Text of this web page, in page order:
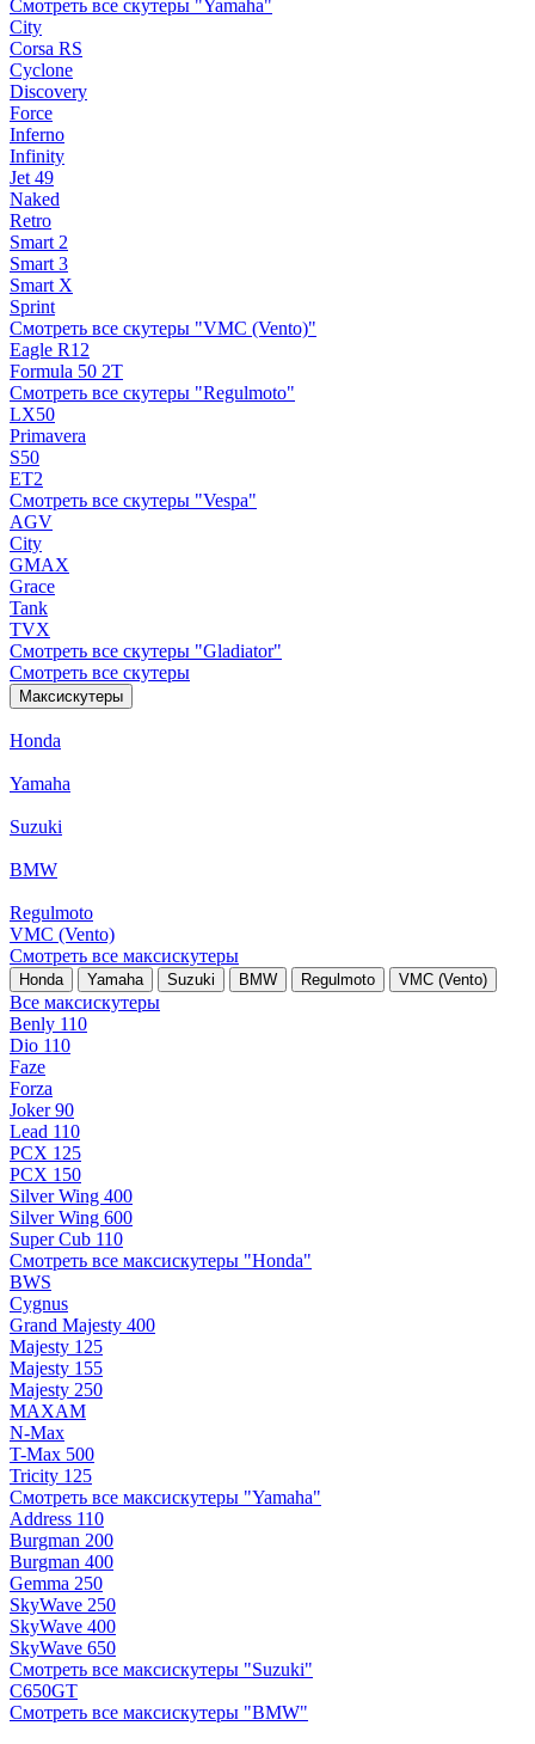
Смотреть все скутеры "Yamaha"
City
Corsa RS
Cyclone
Discovery
Force
Inferno
Infinity
Jet 49
Naked
Retro
Smart 2
Smart 3
Smart X
Sprint
Смотреть все скутеры "VMC (Vento)"
Eagle R12
Formula 50 2Т
Смотреть все скутеры "Regulmoto"
LX50
Primavera
S50
ET2
Смотреть все скутеры "Vespa"
AGV
City
GMAX
Grace
Tank
TVX
Смотреть все скутеры "Gladiator"
Смотреть все скутеры
Максискутеры
Honda
Yamaha
Suzuki
BMW
Regulmoto
VMC (Vento)
Смотреть все максискутеры
Honda Yamaha Suzuki BMW Regulmoto VMC (Vento)
Все максискутеры
Benly 110
Dio 110
Faze
Forza
Joker 90
Lead 110
PCX 125
PCX 150
Silver Wing 400
Silver Wing 600
Super Cub 110
Смотреть все максискутеры "Honda"
BWS
Cygnus
Grand Majesty 400
Majesty 125
Majesty 155
Majesty 250
MAXAM
N-Max
T-Max 500
Tricity 125
Смотреть все максискутеры "Yamaha"
Address 110
Burgman 200
Burgman 400
Gemma 250
SkyWave 250
SkyWave 400
SkyWave 650
Смотреть все максискутеры "Suzuki"
C650GT
Смотреть все максискутеры "BMW"